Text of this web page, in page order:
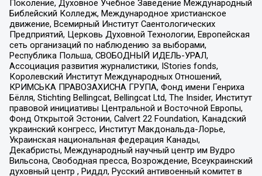
Поколение, Духовное Учебное Заведение Международный
Библейский Колледж, Международное христианское
движение, Всемирный Институт Саентологических
Предприятий, Церковь Духовной Технологии, Европейская
сеть организаций по наблюдению за выборами,
Республика Польша, СВОБОДНЫЙ ИДЕЛЬ-УРАЛ,
Ассоциация развития журналистики, IStories fonds,
Королевский Институт Международных Отношений,
КРИМСЬКА ПРАВОЗАХИСНА ГРУПА, Фонд имени Генриха
Бёлля, Stichting Bellingcat, Bellingcat Ltd, The Insider, Институт
правовой инициативы Центральной и Восточной Европы,
Фонд Открытой Эстонии, Calvert 22 Foundation, Канадский
украинский конгресс, Институт Макдональда-Лорье,
Украинская национальная федерация Канады,
Декабристы, Международный научный центр им Вудро
Вильсона, Свободная пресса, Возрождение, Всеукраинский
духовный центр , Риддл, Русский антивоенный комитет в